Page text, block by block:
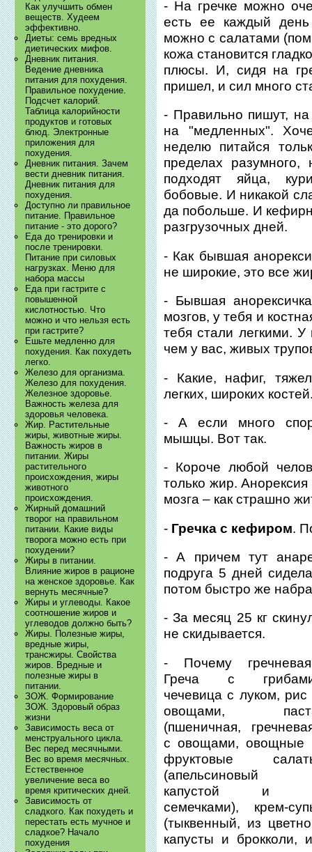
Как улучшить обмен
веществ. Худеем
эффективно.
Диеты: семь вредных
диетических мифов.
Дневник питания.
Ведение дневника
питания для похудения.
Правильное похудение.
Подсчет калорий.
Таблица калорийности
продуктов и готовых
блюд. Электронные
приложения для
похудения.
Дневник питания. Зачем
вести дневник питания.
Дневник питания для
похудения.
Доступно ли правильное
питание. Правильное
питание - это дорого?
Еда до тренировки и
после тренировки.
Питание при силовых
нагрузках. Меню для
набора массы
Еда при гастрите с
повышенной
кислотностью. Что
можно и что нельзя есть
при гастрите?
Ешьте медленно для
похудения. Как похудеть
легко.
Железо для организма.
Железо для похудения.
Железное здоровье.
Важность железа для
здоровья человека.
Жир. Растительные
жиры, животные жиры.
Важность жиров в
питании. Жиры
растительного
происхождения, жиры
животного
происхождения.
Жирный домашний
творог на правильном
питании. Какие виды
творога можно есть при
похудении?
Жиры в питании.
Влияние жиров в рационе
на женское здоровье. Как
вернуть месячные?
Жиры и углеводы. Какое
соотношение жиров и
углеводов должно быть?
Жиры. Полезные жиры,
вредные жиры,
трансжиры. Свойства
жиров. Вредные и
полезные жиры в
питании.
ЗОЖ. Формирование
ЗОЖ. Здоровый образ
жизни
Зависимость веса от
менструального цикла.
Вес перед месячными.
Вес во время месячных.
Естественное
увеличение веса во
время критических дней.
Зависимость от
сладкого. Как похудеть и
перестать есть мучное и
сладкое? Начало
похудения
- На гречке можно
есть ее каждый
можно с салатами
кожа становится
плюсы. И, сидя на
пришел, и сил много
- Правильно пишут,
на "медленных".
неделю питайся
пределах
подходят яйца,
бобовые. И никакой
да побольше. И
разгрузочных дней.
- Как бывшая
не широкие, это все
- Бывшая
мозгов, у тебя и
тебя стали легкими.
чем у вас, живых
- Какие, нафиг,
легких, широких
- А если много
мышцы. Вот так.
- Короче любой
только жир. Анорексия
мозга – как страшно
- Гречка с кефиром.
- А причем тут
подруга 5 дней
потом быстро же
- За месяц 25 кг
не скидывается.
- Почему
Греча с
чечевица с луком, рис
овощами,
(пшеничная,
с овощами, овощные
фруктовые
(апельсиновый
капустой и
семечками), крем-
(тыквенный, из
капусты и брокколи,